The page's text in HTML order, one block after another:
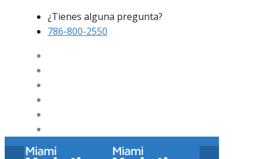
¿Tienes alguna pregunta?
786-800-2550